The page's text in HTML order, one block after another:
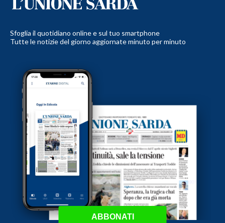
Sfoglia il quotidiano online e sul tuo smartphone
Tutte le notizie del giorno aggiornate minuto per minuto
ABBONATI